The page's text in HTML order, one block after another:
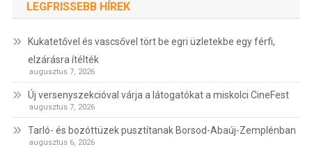
LEGFRISSEBB HÍREK
Kukatetővel és vascsővel tört be egri üzletekbe egy férfi,
elzárásra ítélték
augusztus 7, 2026
Új versenyszekcióval várja a látogatókat a miskolci CineFest
augusztus 7, 2026
Tarló- és bozóttüzek pusztítanak Borsod-Abaúj-Zemplénban
augusztus 6, 2026